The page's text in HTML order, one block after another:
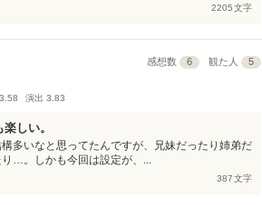
2205文字
感想数 6 観た人 5
3.58 演出 3.83
しい。
多いなと思ってたんですが、兄妹だったり姉弟だ
…。しかも今回は設定が、...
387文字